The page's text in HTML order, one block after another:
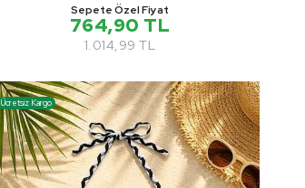
Sepete Özel Fiyat
764,90 TL
1.014,99 TL
Ücretsiz Kargo